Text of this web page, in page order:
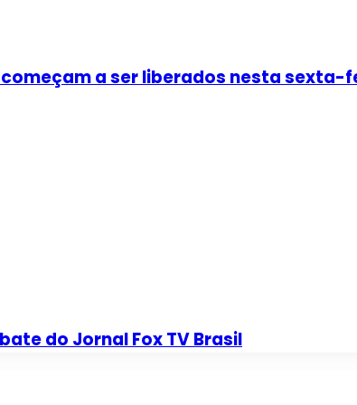
a ser liberados nesta sexta-
do Jornal Fox TV Brasil